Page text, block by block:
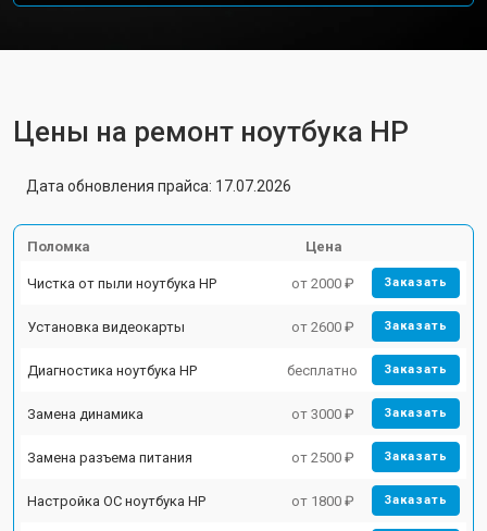
Цены на ремонт ноутбука HP
Дата обновления прайса: 17.07.2026
Поломка Цена
Чистка от пыли ноутбука HP от 2000 ₽ Заказать
Установка видеокарты от 2600 ₽ Заказать
Диагностика ноутбука HP бесплатно Заказать
Замена динамика от 3000 ₽ Заказать
Замена разъема питания от 2500 ₽ Заказать
Настройка ОС ноутбука HP от 1800 ₽ Заказать